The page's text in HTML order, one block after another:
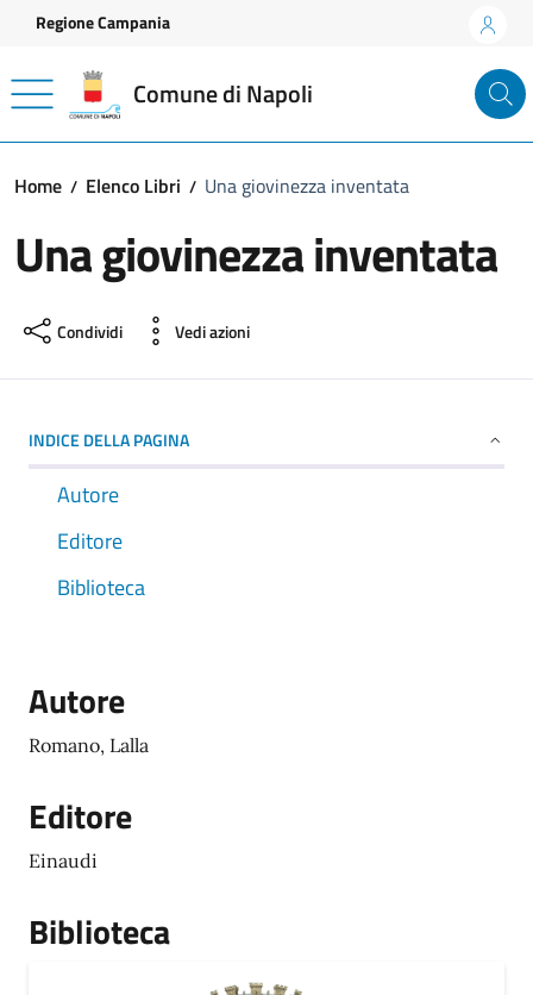
Vai ai contenuti
Vai al footer
Regione Campania
Comune di Napoli
Home Elenco Libri Una giovinezza inventata
Una giovinezza inventata
Condividi Vedi azioni
INDICE DELLA PAGINA
Autore
Editore
Biblioteca
Autore
Romano, Lalla
Editore
Einaudi
Biblioteca